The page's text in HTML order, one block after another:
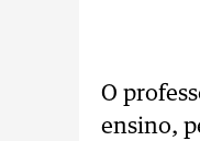
O
ensino,